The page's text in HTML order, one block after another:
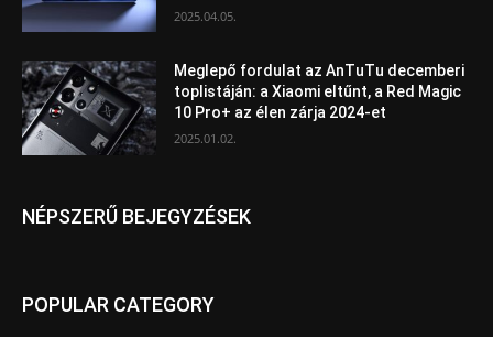
2025.04.05.
Meglepő fordulat az AnTuTu decemberi
toplistáján: a Xiaomi eltűnt, a Red Magic
10 Pro+ az élen zárja 2024-et
2025.01.02.
NÉPSZERŰ BEJEGYZÉSEK
POPULAR CATEGORY